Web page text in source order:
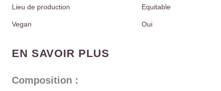
Lieu de production Equitable
Vegan Oui
EN SAVOIR PLUS
Composition :